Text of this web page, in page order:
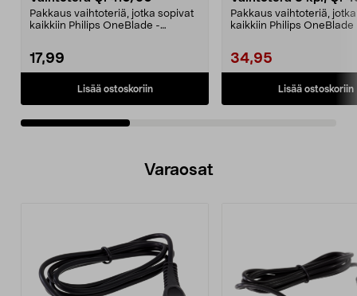
Pakkaus vaihtoteriä, jotka sopivat
kaikkiin Philips OneBlade -
17,99
Lisää ostoskoriin
Pakkaus vaihtoteriä,
kaikkiin Philips OneBlade
34,95
Lisää ostoskoriin
Varaosat